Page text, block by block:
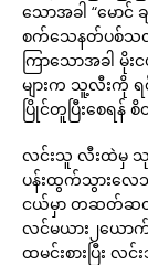
သောအခါ “မော
စက်သေနတ်ပစ်သလို
ကြာသောအခါ မို
များက သူ့လီးကို
ပြိုင်တူပြီးစေ
လင်းသူ လီးထဲမှ သု
ပန်းထွက်သွားလေသ
ငယ်မှာ တဆတ်ဆတ်
လင်မယား၂ယောက်
ထမင်းစားပြီး လ